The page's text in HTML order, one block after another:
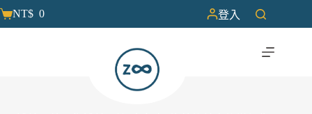
NT$ 0 登入